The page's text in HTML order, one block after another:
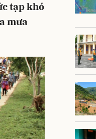
tạp khó
mưa